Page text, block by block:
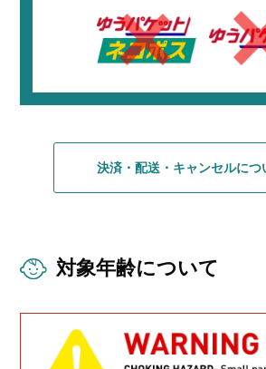
決済・配送・キャンセルにつ
対象年齢について